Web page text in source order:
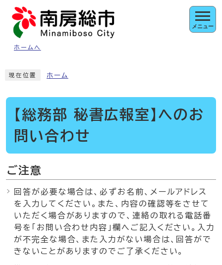
ページの先頭です
ホームへ
メニュー
現在位置 ホーム
【総務部 秘書広報室】へのお
問い合わせ
ご注意
回答が必要な場合は、必ずお名前、メールアドレス
を入力してください。また、内容の確認等をさせて
いただく場合がありますので、連絡の取れる電話番
号を「お問い合わせ内容」欄へご記入ください。入力
が不完全な場合、また入力がない場合は、回答がで
きないことがありますのでご了承ください。